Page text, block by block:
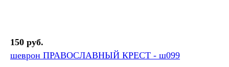
150 руб.
шеврон ПРАВОСЛАВНЫЙ КРЕСТ - ш099